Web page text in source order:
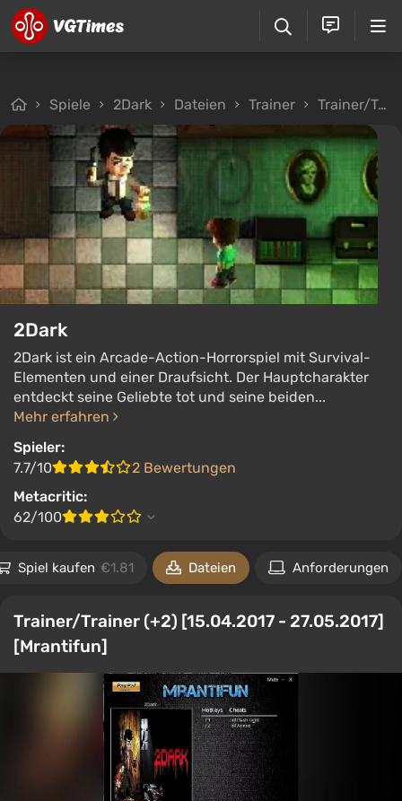
Spiele 2Dark Dateien Trainer Trainer/Trainer (+2) [15.04.2017 - 27.05.2017] [Mrantifun]
2Dark
2Dark ist ein Arcade-Action-Horrorspiel mit Survival-
Elementen und einer Draufsicht. Der Hauptcharakter
entdeckt seine Geliebte tot und seine beiden...
Mehr erfahren
Spieler:
7.7/10
2 Bewertungen
Metacritic:
62/100
Spiel kaufen €1.81 Dateien Anforderungen
Trainer/Trainer (+2) [15.04.2017 - 27.05.2017]
[Mrantifun]